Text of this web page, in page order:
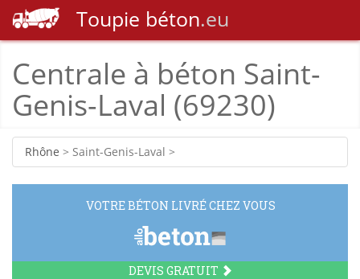
Toupie béton.eu
Centrale à béton Saint-
Genis-Laval (69230)
Rhône > Saint-Genis-Laval >
VOTRE BÉTON LIVRÉ CHEZ VOUS
DEVIS GRATUIT